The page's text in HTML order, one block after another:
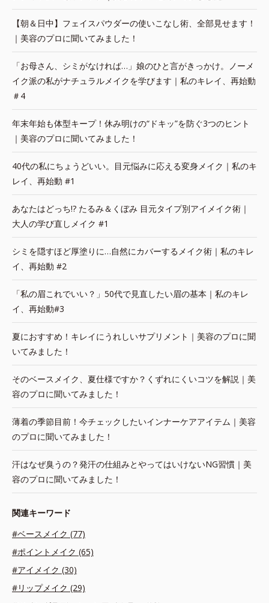
【朝＆日中】フェイスパウダーの使いこなし術、全部見せます！
｜美容のプロに聞いてみました！
「お母さん、シミがなければ…」娘のひと言がきっかけ。ノーメ
イク派の私がナチュラルメイクを学びます｜私のキレイ、再始動
＃4
年末年始も体型キープ！休み明けの“ドキッ”を防ぐ3つのヒント
｜美容のプロに聞いてみました！
40代の私にちょうどいい。目元悩みに応える変身メイク｜私のキ
レイ、再始動 #1
あなたはどっち!? たるみ＆くぼみ 目元タイプ別アイメイク術｜
大人の学び直しメイク #1
シミを隠すほど厚塗りに…自然にカバーするメイク術｜私のキレ
イ、再始動 #2
「私の眉これでいい？」50代で見直したい眉の基本｜私のキレ
イ、再始動#3
夏におすすめ！キレイにうれしいサプリメント｜美容のプロに聞
いてみました！
そのベースメイク、夏仕様ですか？くずれにくいコツを解説｜美
容のプロに聞いてみました！
薄着の季節目前！今チェックしたいインナーケアアイテム｜美容
のプロに聞いてみました！
汗はなぜ臭うの？発汗の仕組みとやってはいけないNG習慣｜美
容のプロに聞いてみました！
関連キーワード
#ベースメイク (77)
#ポイントメイク (65)
#アイメイク (30)
#リップメイク (29)